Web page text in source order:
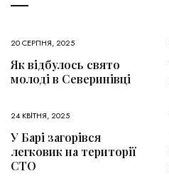
20 СЕРПНЯ, 2025
Як відбулось свято
молоді в Северинівці
24 КВІТНЯ, 2025
У Барі загорівся
легковик на території
СТО